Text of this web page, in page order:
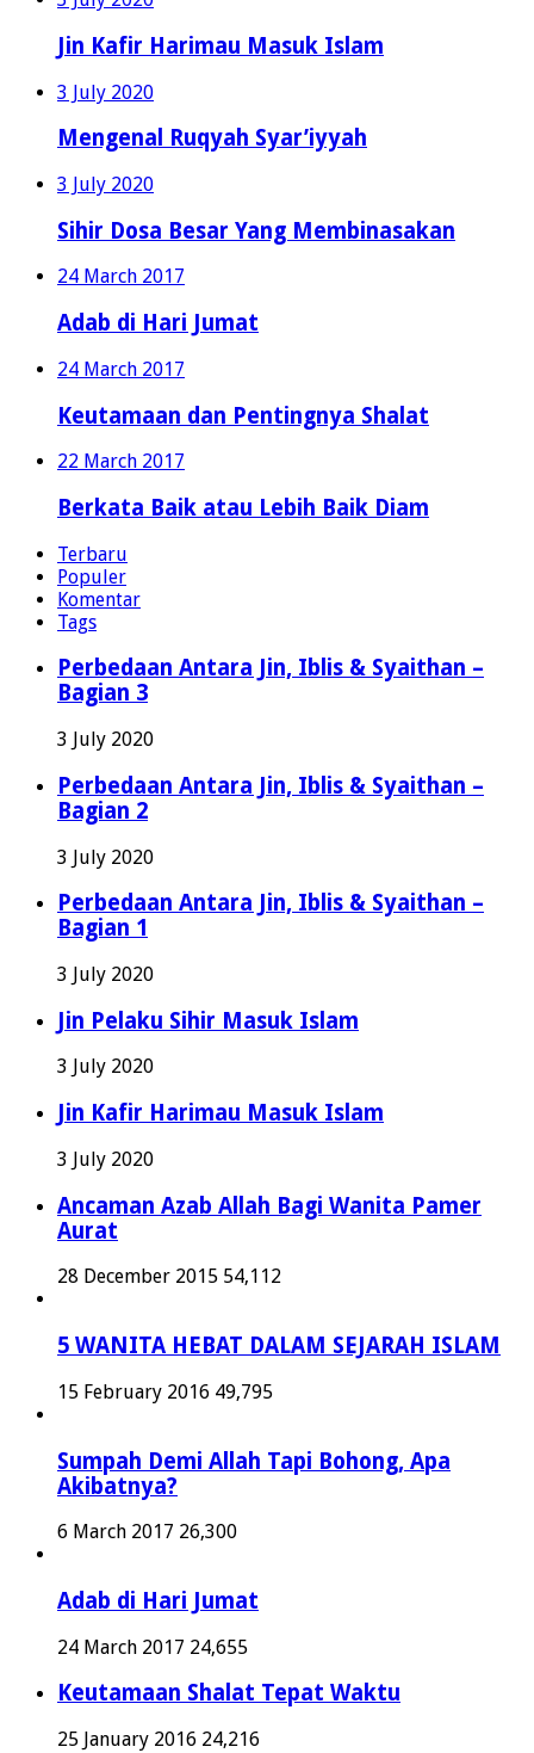
Jin Kafir Harimau Masuk Islam
3 July 2020
Mengenal Ruqyah Syar’iyyah
3 July 2020
Sihir Dosa Besar Yang Membinasakan
24 March 2017
Adab di Hari Jumat
24 March 2017
Keutamaan dan Pentingnya Shalat
22 March 2017
Berkata Baik atau Lebih Baik Diam
Terbaru
Populer
Komentar
Tags
Perbedaan Antara Jin, Iblis & Syaithan –
Bagian 3
3 July 2020
Perbedaan Antara Jin, Iblis & Syaithan –
Bagian 2
3 July 2020
Perbedaan Antara Jin, Iblis & Syaithan –
Bagian 1
3 July 2020
Jin Pelaku Sihir Masuk Islam
3 July 2020
Jin Kafir Harimau Masuk Islam
3 July 2020
Ancaman Azab Allah Bagi Wanita Pamer
Aurat
28 December 2015 54,112
5 WANITA HEBAT DALAM SEJARAH ISLAM
15 February 2016 49,795
Sumpah Demi Allah Tapi Bohong, Apa
Akibatnya?
6 March 2017 26,300
Adab di Hari Jumat
24 March 2017 24,655
Keutamaan Shalat Tepat Waktu
25 January 2016 24,216